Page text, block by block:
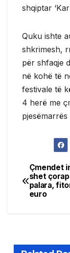
shqiptar
Quku ishte
shkrimesh,
për shfaqje
në kohë të
festivale të
4 herë me
Post
Çmendet
shet
palara,
euro